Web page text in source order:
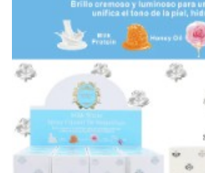
BEAUTY